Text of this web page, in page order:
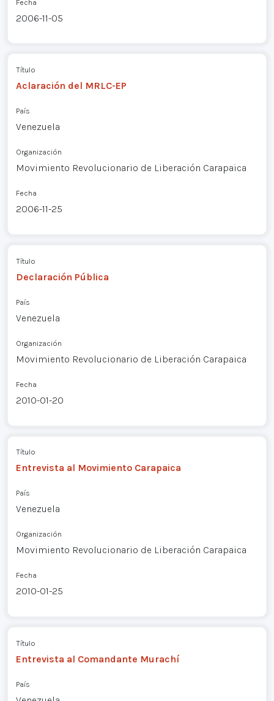
Fecha
2006-11-05
Título
Aclaración del MRLC-EP
País
Venezuela
Organización
Movimiento Revolucionario de Liberación Carapaica
Fecha
2006-11-25
Título
Declaración Pública
País
Venezuela
Organización
Movimiento Revolucionario de Liberación Carapaica
Fecha
2010-01-20
Título
Entrevista al Movimiento Carapaica
País
Venezuela
Organización
Movimiento Revolucionario de Liberación Carapaica
Fecha
2010-01-25
Título
Entrevista al Comandante Murachí
País